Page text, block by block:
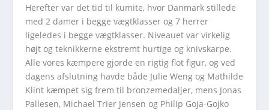
Herefter var det tid til kumite, hvor Danmark stillede
med 2 damer i begge vægtklasser og 7 herrer
ligeledes i begge vægtklasser. Niveauet var virkelig
højt og teknikkerne ekstremt hurtige og knivskarpe.
Alle vores kæmpere gjorde en rigtig flot figur, og ved
dagens afslutning havde både Julie Weng og Mathilde
Klint kæmpet sig frem til bronzemedaljer, mens Jonas
Pallesen, Michael Trier Jensen og Philip Goja-Gojko